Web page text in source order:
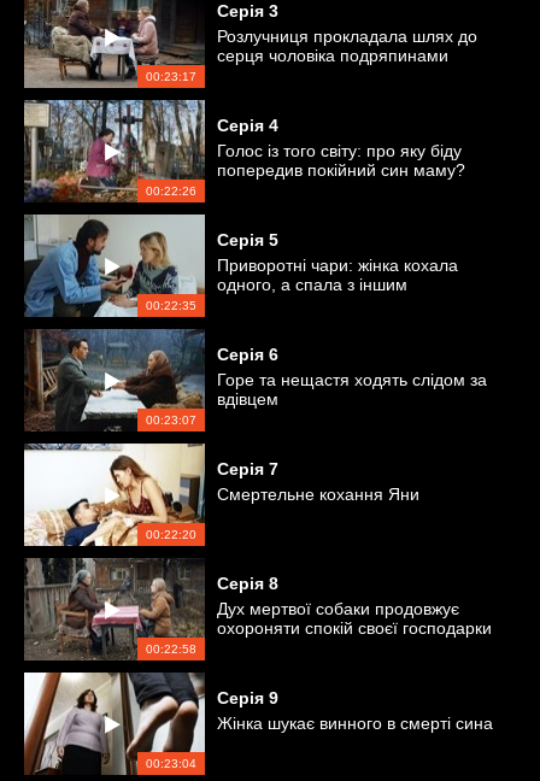
00:23:17
Серія 3
Розлучниця прокладала шлях до
серця чоловіка подряпинами
00:22:26
Серія 4
Голос із того світу: про яку біду
попередив покійний син маму?
00:22:35
Серія 5
Приворотні чари: жінка кохала
одного, а спала з іншим
00:23:07
Серія 6
Горе та нещастя ходять слідом за
вдівцем
00:22:20
Серія 7
Смертельне кохання Яни
00:22:58
Серія 8
Дух мертвої собаки продовжує
охороняти спокій своєї господарки
00:23:04
Серія 9
Жінка шукає винного в смерті сина